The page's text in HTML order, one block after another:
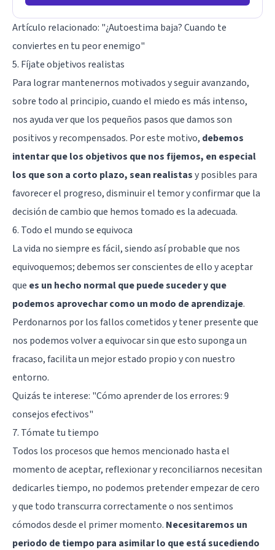
Artículo relacionado: "¿Autoestima baja? Cuando te
conviertes en tu peor enemigo"
5. Fíjate objetivos realistas
Para lograr mantenernos motivados y seguir avanzando,
sobre todo al principio, cuando el miedo es más intenso,
nos ayuda ver que los pequeños pasos que damos son
positivos y recompensados. Por este motivo, debemos
intentar que los objetivos que nos fijemos, en especial
los que son a corto plazo, sean realistasy posibles para
favorecer el progreso, disminuir el temor y confirmar que la
decisión de cambio que hemos tomado es la adecuada.
6. Todo el mundo se equivoca
La vida no siempre es fácil, siendo así probable que nos
equivoquemos; debemos ser conscientes de ello y aceptar
que es un hecho normal que puede suceder y que
podemos aprovechar como un modo de aprendizaje.
Perdonarnos por los fallos cometidos y tener presente que
nos podemos volver a equivocar sin que esto suponga un
fracaso, facilita un mejor estado propio y con nuestro
entorno.
Quizás te interese: "Cómo aprender de los errores: 9
consejos efectivos"
7. Tómate tu tiempo
Todos los procesos que hemos mencionado hasta el
momento de aceptar, reflexionar y reconciliarnos necesitan
dedicarles tiempo, no podemos pretender empezar de cero
y que todo transcurra correctamente o nos sentimos
cómodos desde el primer momento. Necesitaremos un
periodo de tiempo para asimilar lo que está sucediendo